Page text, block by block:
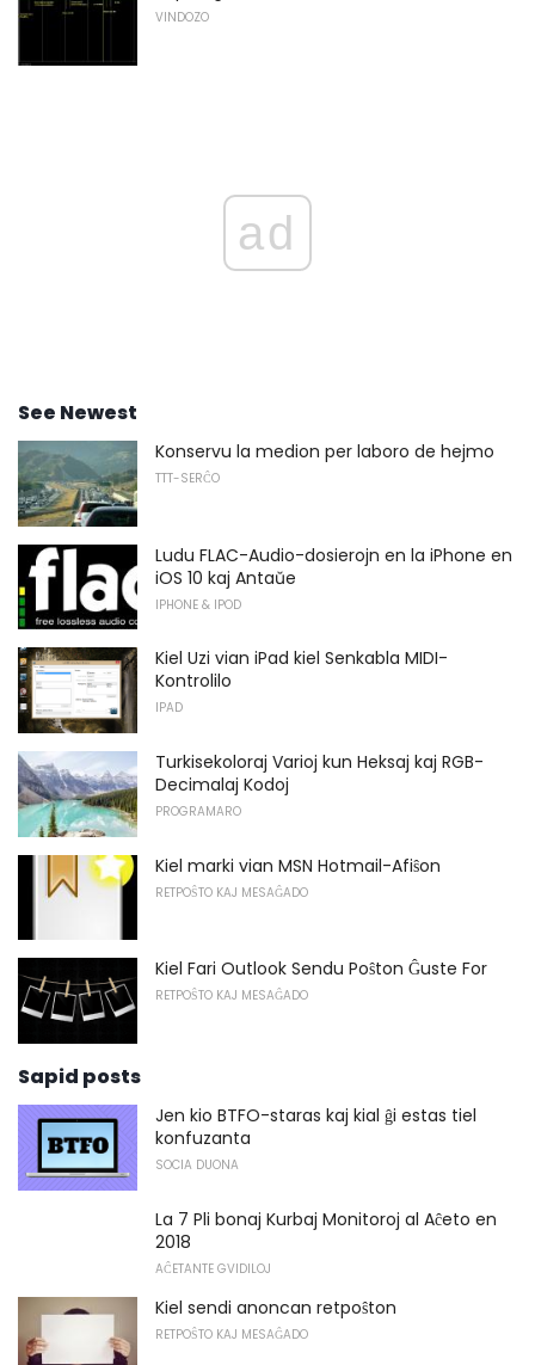
VINDOZO
ad
See Newest
Konservu la medion per laboro de hejmo
TTT-SERĈO
Ludu FLAC-Audio-dosierojn en la iPhone en
iOS 10 kaj Antaŭe
IPHONE & IPOD
Kiel Uzi vian iPad kiel Senkabla MIDI-
Kontrolilo
IPAD
Turkisekoloraj Varioj kun Heksaj kaj RGB-
Decimalaj Kodoj
PROGRAMARO
Kiel marki vian MSN Hotmail-Afiŝon
RETPOŜTO KAJ MESAĜADO
Kiel Fari Outlook Sendu Poŝton Ĝuste For
RETPOŜTO KAJ MESAĜADO
Sapid posts
Jen kio BTFO-staras kaj kial ĝi estas tiel
konfuzanta
SOCIA DUONA
La 7 Pli bonaj Kurbaj Monitoroj al Aĉeto en
2018
AĈETANTE GVIDILOJ
Kiel sendi anoncan retpoŝton
RETPOŜTO KAJ MESAĜADO